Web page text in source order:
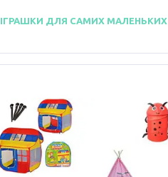
ІГРАШКИ ДЛЯ САМИХ МАЛЕНЬКИХ